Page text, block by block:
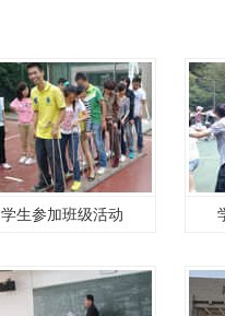
学生参加班级活动